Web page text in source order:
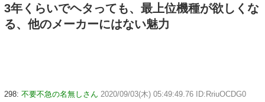
3年くらいでヘタっても、最上位機種が欲しくな
る、他のメーカーにはない魅力
298: 不要不急の名無しさん 2020/09/03(木) 05:49:49.76 ID:RriuOCDG0